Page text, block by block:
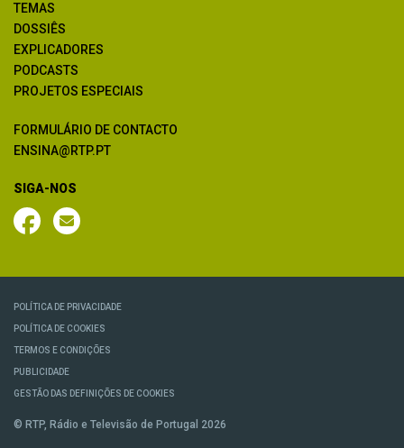
TEMAS
DOSSIÊS
EXPLICADORES
PODCASTS
PROJETOS ESPECIAIS
FORMULÁRIO DE CONTACTO
ENSINA@RTP.PT
SIGA-NOS
POLÍTICA DE PRIVACIDADE
POLÍTICA DE COOKIES
TERMOS E CONDIÇÕES
PUBLICIDADE
GESTÃO DAS DEFINIÇÕES DE COOKIES
© RTP, Rádio e Televisão de Portugal 2026